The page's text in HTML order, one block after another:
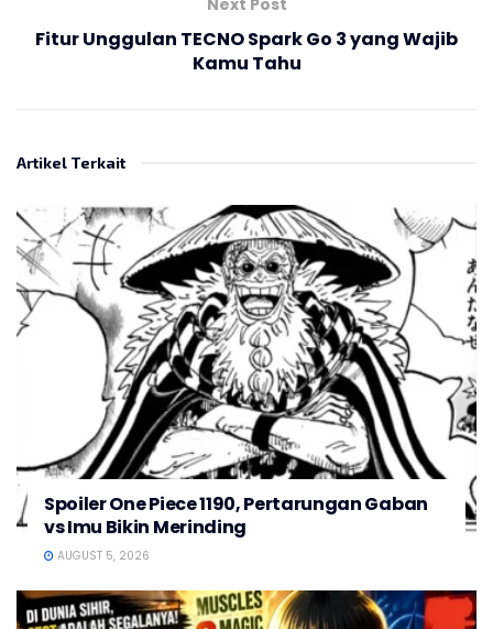
Fitur Unggulan TECNO Spark Go 3 yang Wajib
Kamu Tahu
Artikel Terkait
Spoiler One Piece 1190, Pertarungan Gaban
vs Imu Bikin Merinding
AUGUST 5, 2026